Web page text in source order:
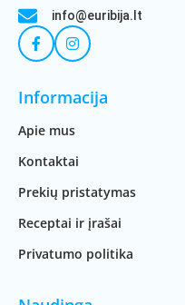
info@euribija.lt
Informacija
Apie mus
Kontaktai
Prekių pristatymas
Receptai ir įrašai
Privatumo politika